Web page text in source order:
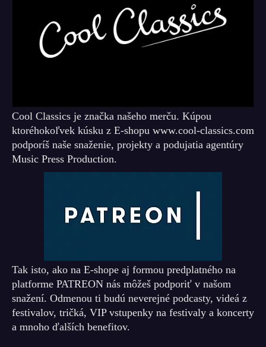
Cool Classics je značka našeho merču. Kúpou
ktoréhokoľvek kúsku z E-shopu www.cool-classics.com
podporíš naše snaženie, projekty a podujatia agentúry
Music Press Production.
Tak isto, ako na E-shope aj formou predplatného na
platforme PATREON nás môžeš podporiť v našom
snažení. Odmenou ti budú neverejné podcasty, videá z
festivalov, tričká, VIP vstupenky na festivaly a koncerty
a mnoho ďalších benefitov.